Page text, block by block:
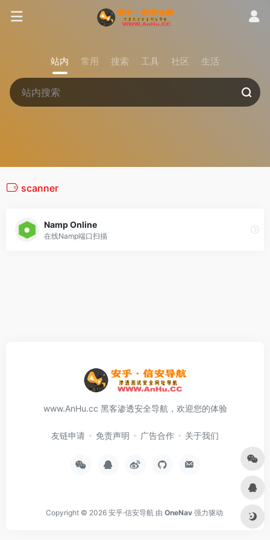
站内 常用 搜索 工具 社区 生活
scanner
Namp Online
在线Namp端口扫描
www.AnHu.cc 黑客渗透安全导航，欢迎您的体验
友链申请 免责声明 广告合作 关于我们
Copyright © 2026 安乎·信安导航由 OneNav 强力驱动